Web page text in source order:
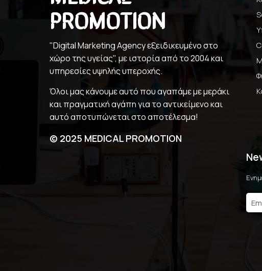
PROMOTION
"Digital Marketing Agency εξειδικευμένο στο
χώρο της υγείας", με ιστορία από το 2004 και
υπηρεσίες υψηλής υπεροχής.
Όλοι μας κάνουμε αυτό που αγαπάμε με μεράκι
και πραγματική αγάπη για το αντικείμενο και
αυτό αποτυπώνεται στο αποτέλεσμα!
© 2025 MEDICAL PROMOTION